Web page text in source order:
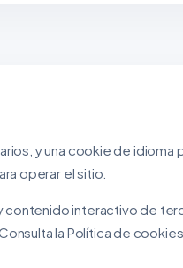
y una cookie de idioma
operar el sitio.
contenido interactivo de
la Política de